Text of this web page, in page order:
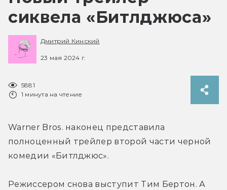
сиквела «Битлджюса»
Дмитрий Кинский
23 мая 2024 г.
5881
1 минута на чтение
Warner Bros. наконец представила
полноценный трейлер второй части черной
комедии «Битлджюс».
Режиссером снова выступит Тим Бертон. А